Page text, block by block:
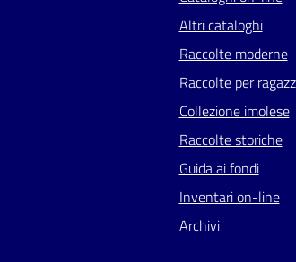
Altri cataloghi
Raccolte moderne
Raccolte per
Collezione imolese
Raccolte storiche
Guida ai fondi
Inventari on-line
Archivi